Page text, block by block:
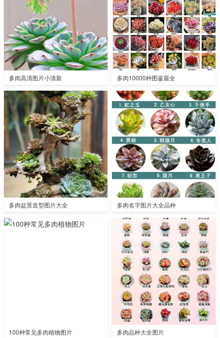
多肉高清图片小清新 多肉10000种图鉴最全
多肉盆景造型图片大全 多肉名字图片大全品种
100种常见多肉植物图片 多肉品种大全图片